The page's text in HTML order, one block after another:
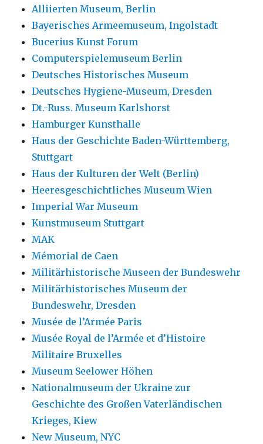
Alliierten Museum, Berlin
Bayerisches Armeemuseum, Ingolstadt
Bucerius Kunst Forum
Computerspielemuseum Berlin
Deutsches Historisches Museum
Deutsches Hygiene-Museum, Dresden
Dt.-Russ. Museum Karlshorst
Hamburger Kunsthalle
Haus der Geschichte Baden-Württemberg,
Stuttgart
Haus der Kulturen der Welt (Berlin)
Heeresgeschichtliches Museum Wien
Imperial War Museum
Kunstmuseum Stuttgart
MAK
Mémorial de Caen
Militärhistorische Museen der Bundeswehr
Militärhistorisches Museum der
Bundeswehr, Dresden
Musée de l’Armée Paris
Musée Royal de l’Armée et d’Histoire
Militaire Bruxelles
Museum Seelower Höhen
Nationalmuseum der Ukraine zur
Geschichte des Großen Vaterländischen
Krieges, Kiew
New Museum, NYC